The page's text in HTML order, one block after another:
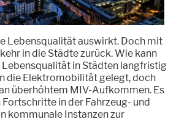
Lebensqualität auswirkt. Doch mit
in die Städte zurück. Wie kann
in Städten langfristig
die Elektromobilität gelegt, doch
überhöhtem MIV-Aufkommen. Es
in der Fahrzeug- und
kommunale Instanzen zur